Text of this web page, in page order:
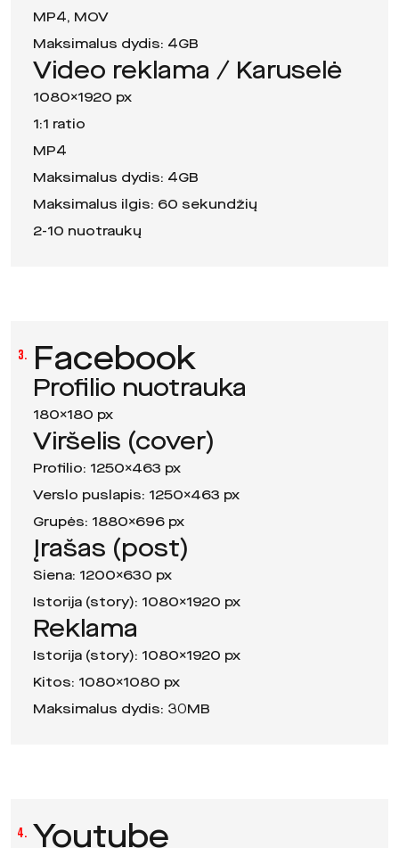
MP4, MOV
Maksimalus dydis: 4GB
Video reklama / Karuselė
1080×1920 px
1:1 ratio
MP4
Maksimalus dydis: 4GB
Maksimalus ilgis: 60 sekundžių
2-10 nuotraukų
3. Facebook
Profilio nuotrauka
180×180 px
Viršelis (cover)
Profilio: 1250×463 px
Verslo puslapis: 1250×463 px
Grupės: 1880×696 px
Įrašas (post)
Siena: 1200×630 px
Istorija (story): 1080×1920 px
Reklama
Istorija (story): 1080×1920 px
Kitos: 1080×1080 px
Maksimalus dydis: 30MB
4. Youtube